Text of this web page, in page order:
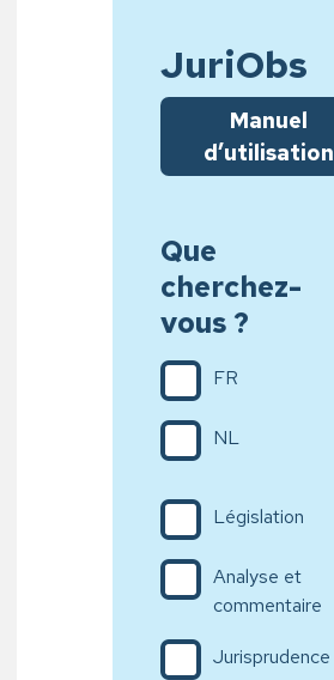
JuriObs
Manuel
d’utilisation
Que
cherchez-
vous ?
FR
NL
Législation
Analyse et
commentaire
Jurisprudence